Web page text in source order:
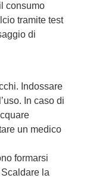
consumo
tramite test
di
Indossare
In caso di
un medico
formarsi
la